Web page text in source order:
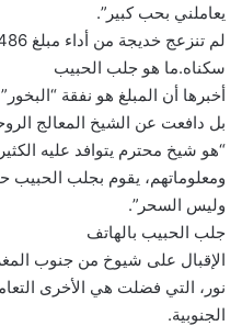
يعاملني بحب كبير”.
سكناه.ما هو جلب الحبيب
أخبرها أن المبلغ هو نفقة
بل دافعت عن الشيخ المعالج
“هو شيخ محترم يتوافد عليه
ومعلوماتهم، يقوم بجلب
وليس السحر”.
جلب الحبيب بالهاتف
الإقبال على شيوخ من جنوب
نور، التي فضلت هي الأخرى
الجنوبية.